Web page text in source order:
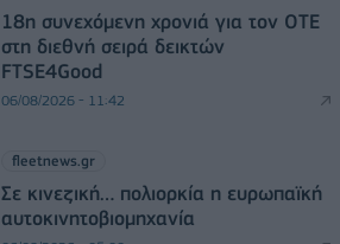
18η συνεχόμενη χρονιά για τον ΟΤΕ
στη διεθνή σειρά δεικτών
FTSE4Good
06/08/2026 - 11:42
fleetnews.gr
Σε κινεζική… πολιορκία η ευρωπαϊκή
αυτοκινητοβιομηχανία